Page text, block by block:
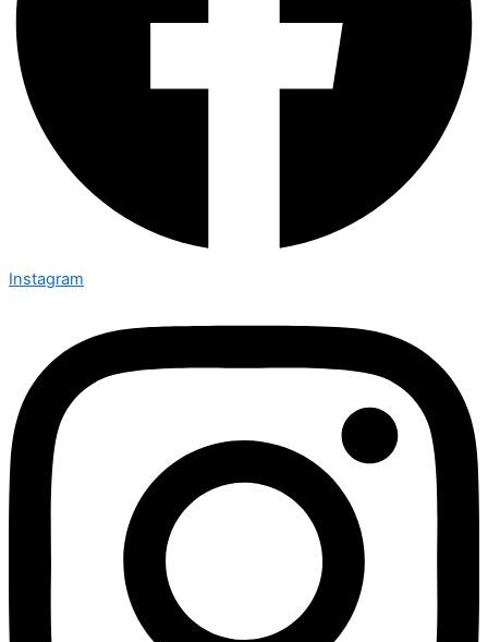
Instagram